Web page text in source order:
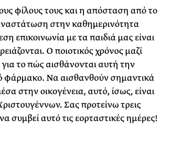
φίλους τους και η απόσταση από το
στην καθημερινότητα
επικοινωνία με τα παιδιά μας είναι
Ο ποιοτικός χρόνος μαζί
το πώς αισθάνονται αυτή την
φάρμακο. Να αισθανθούν σημαντικά
στην οικογένεια, αυτό, ίσως, είναι
Σας προτείνω τρεις
συμβεί αυτό τις εορταστικές ημέρες!